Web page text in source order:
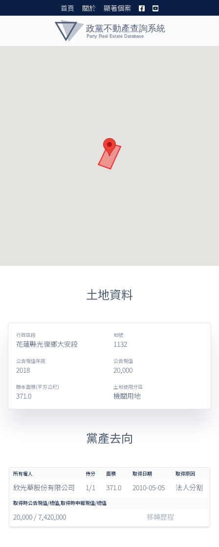
首頁 關於 顯著個案
土地資料
行政區段
花蓮縣光復鄉大安段
地號
1132
公告現值年度
2018
公告現值
20,000
謄本面積(平方公尺)
371.0
土地使用分區
機關用地
黨產去向
欣光華股份有限公司 1/1 371.0 2010-05-05 法人分割
20,000 / 7,420,000 移轉歷程